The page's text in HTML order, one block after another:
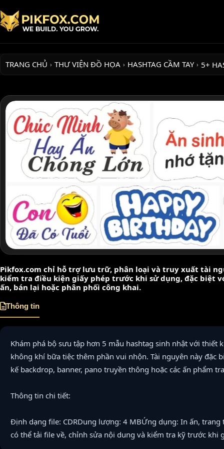
TRANG CHỦ › THƯ VIỆN ĐỒ HỌA › HASHTAG CẦM TAY › 5+
Pikfox.com chỉ hỗ trợ lưu trữ, phân loại và truy xuất tài
kiểm tra điều kiện giấy phép trước khi sử dụng, đặc biệt
ấn, bán lại hoặc phân phối công khai.
Thông tin
Khám phá bộ sưu tập hơn 5 mẫu hashtag sinh nhật với thiết
không khí bữa tiệc thêm phần vui nhộn. Tài nguyên này đặc
kế backdrop, banner, pano truyền thông hoặc các ấn phẩm
Thông tin chi tiết:
Định dạng file: CDRDung lượng: 4 MBỨng dụng: In ấn,
có thể tải file về, chỉnh sửa nội dung và kiểm tra kỹ trước khi